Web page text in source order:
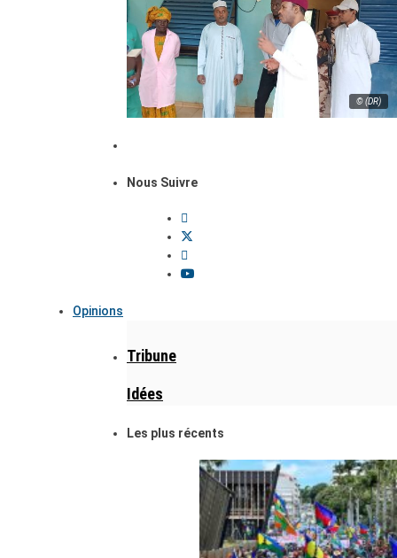
© (DR)
Nous Suivre
Opinions
Tribune
Idées
Les plus récents